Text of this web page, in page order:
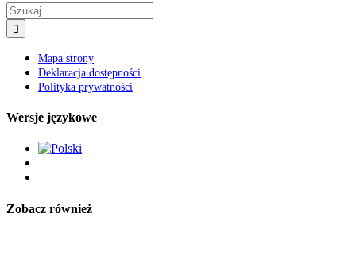
Szukaj
Mapa strony
Deklaracja dostępności
Polityka prywatności
Wersje językowe
Zobacz również